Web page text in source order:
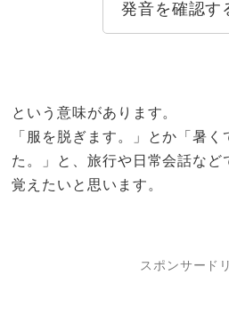
発音を確認す
という意味があります。
「服を脱ぎます。」とか「暑
た。」と、旅行や日常会話など
覚えたいと思います。
スポンサード